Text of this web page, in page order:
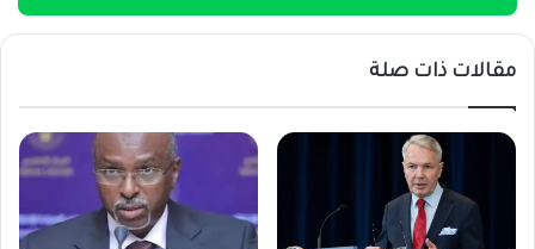
مقالات ذات صلة